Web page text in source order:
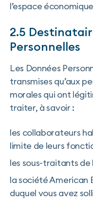
l’espace
2.5
Personnelles‍
Les Données
transmises qu’aux
morales qui ont
traiter, à savoir :
les collaborateurs
limite de leurs
les sous-traitants de
la société American
duquel vous avez